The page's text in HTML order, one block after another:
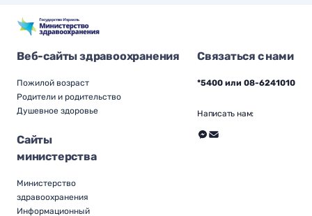
Веб-сайты здравоохранения
Пожилой возраст
Родители и родительство
Душевное здоровье
Сайты
министерства
Министерство
здравоохранения
Информационный
Связаться с нами
*5400 или 08-6241010
Написать нам: